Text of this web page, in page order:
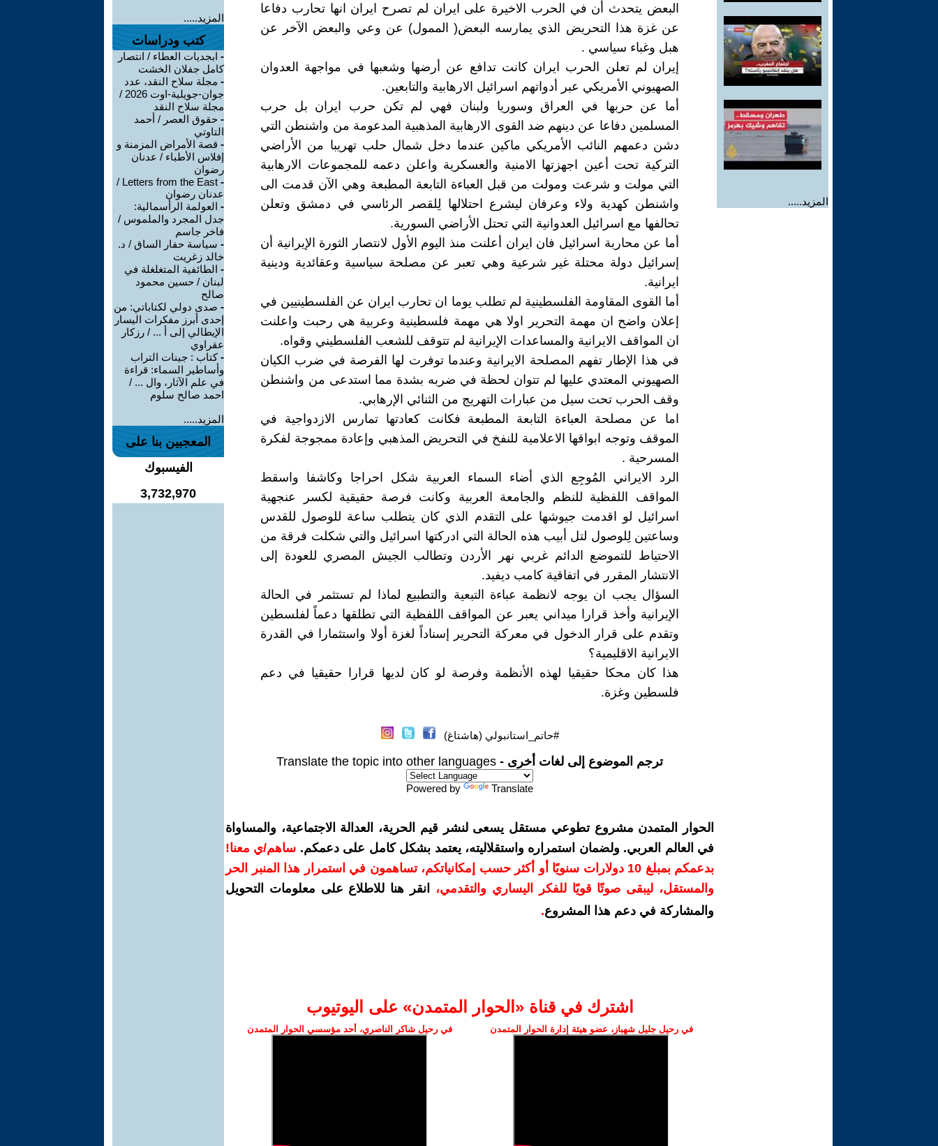
المزيد.....
البعض يتحدث أن في الحرب الاخيرة على ايران لم تصرح ايران انها تحارب دفاعا
عن غزة هذا التحريض الذي يمارسه البعض( الممول) عن وعي والبعض الآخر عن
هبل وغباء سياسي .
إيران لم تعلن الحرب ايران كانت تدافع عن أرضها وشعبها في مواجهة العدوان
الصهيوني الأمريكي عبر أدواتهم اسرائيل الارهابية والتابعين.
أما عن حربها في العراق وسوريا ولبنان فهي لم تكن حرب ايران بل حرب
المسلمين دفاعا عن دينهم ضد القوى الارهابية المذهبية المدعومة من واشنطن التي
دشن دعمهم النائب الأمريكي ماكين عندما دخل شمال حلب تهريبا من الأراضي
التركية تحت أعين اجهزتها الامنية والعسكرية واعلن دعمه للمجموعات الارهابية
التي مولت و شرعت ومولت من قبل العباءة التابعة المطبعة وهي الآن قدمت الى
واشنطن كهدية ولاء وعرفان ليشرع احتلالها لِلقصر الرئاسي في دمشق وتعلن
تحالفها مع اسرائيل العدوانية التي تحتل الأراضي السورية.
أما عن محاربة اسرائيل فان ايران أعلنت منذ اليوم الأول لانتصار الثورة الإيرانية أن
إسرائيل دولة محتلة غير شرعية وهي تعبر عن مصلحة سياسية وعقائدية ودينية
ايرانية.
أما القوى المقاومة الفلسطينية لم تطلب يوما ان تحارب ايران عن الفلسطينيين في
إعلان واضح ان مهمة التحرير اولا هي مهمة فلسطينية وعربية هي رحبت واعلنت
ان المواقف الايرانية والمساعدات الإيرانية لم تتوقف للشعب الفلسطيني وقواه.
في هذا الإطار تفهم المصلحة الايرانية وعندما توفرت لها الفرصة في ضرب الكيان
الصهيوني المعتدي عليها لم تتوان لحظة في ضربه بشدة مما استدعى من واشنطن
وقف الحرب تحت سيل من عبارات التهريج من الثنائي الإرهابي.
اما عن مصلحة العباءة التابعة المطبعة فكانت كعادتها تمارس الازدواجية في
الموقف وتوجه ابواقها الاعلامية للنفخ في التحريض المذهبي وإعادة ممجوجة لفكرة
المسرحية .
الرد الايراني المُوجِع الذي أضاء السماء العربية شكل احراجا وكاشفا واسقط
المواقف اللفظية للنظم والجامعة العربية وكانت فرصة حقيقية لكسر عنجهية
اسرائيل لو اقدمت جيوشها على التقدم الذي كان يتطلب ساعة للوصول للقدس
وساعتين لِلوصول لتل أبيب هذه الحالة التي ادركتها اسرائيل والتي شكلت فرقة من
الاحتياط للتموضع الدائم غربي نهر الأردن وتطالب الجيش المصري للعودة إلى
الانتشار المقرر في اتفاقية كامب ديفيد.
السؤال يجب ان يوجه لانظمة عباءة التبعية والتطبيع لماذا لم تستثمر في الحالة
الإيرانية وأخذ قرارا ميداني يعبر عن المواقف اللفظية التي تطلقها دعماً لفلسطين
وتقدم على قرار الدخول في معركة التحرير إسناداً لغزة أولا واستثمارا في القدرة
الايرانية الاقليمية؟
هذا كان محكا حقيقيا لهذه الأنظمة وفرصة لو كان لديها قرارا حقيقيا في دعم
فلسطين وغزة.
#حاتم_استانبولي (هاشتاغ)
ترجم الموضوع إلى لغات أخرى - Translate the topic into other languages
Powered by Translate
الحوار المتمدن مشروع تطوعي مستقل يسعى لنشر قيم الحرية، العدالة الاجتماعية، والمساواة
في العالم العربي. ولضمان استمراره واستقلاليته، يعتمد بشكل كامل على دعمكم. ساهم/ي معنا!
بدعمكم بمبلغ 10 دولارات سنويًا أو أكثر حسب إمكانياتكم، تساهمون في استمرار هذا المنبر الحر
والمستقل، ليبقى صوتًا قويًا للفكر اليساري والتقدمي،
انقر هنا للاطلاع على معلومات التحويل
والمشاركة في دعم هذا المشروع.
اشترك في قناة ‫«الحوار المتمدن» على اليوتيوب
في رحيل جليل شهباز، عضو هيئة إدارة الحوار المتمدن في رحيل شاكر الناصري، أحد مؤسسي الحوار المتمدن
المزيد.....
كتب ودراسات
- ابجديات العطاء / انتصار
كامل جفلان الخشت
- مجلة سلاح النقد، عدد
جوان-جويلية-اوت 2026 /
مجلة سلاح النقد
- حقوق العصر / أحمد
التاوتي
- قصة الأمراض المزمنة و
إفلاس الأطباء / عدنان
رضوان
-
Letters from the East /
عدنان رضوان
- العولمة الرأسمالية:
جدل المجرد والملموس /
فاخر جاسم
- سياسة حفار الساق / د.
خالد زغريت
- الطائفية المتغلغلة في
لبنان / حسين محمود
صالح
- صدى دولي لكتاباتي: من
إحدى أبرز مفكرات اليسار
الإيطالي إلى أ ... / رزكار
عقراوي
-كتاب : جينات التراب
وأساطير السماء: قراءة
في علم الآثار، وال ... /
احمد صالح سلوم
المزيد.....
المعجبين بنا على
الفيسبوك
3,732,970